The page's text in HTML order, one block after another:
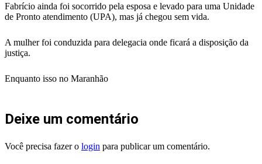
Fabrício ainda foi socorrido pela esposa e levado para uma Unidade
de Pronto atendimento (UPA), mas já chegou sem vida.
A mulher foi conduzida para delegacia onde ficará a disposição da
justiça.
Enquanto isso no Maranhão
Deixe um comentário
Você precisa fazer o login para publicar um comentário.